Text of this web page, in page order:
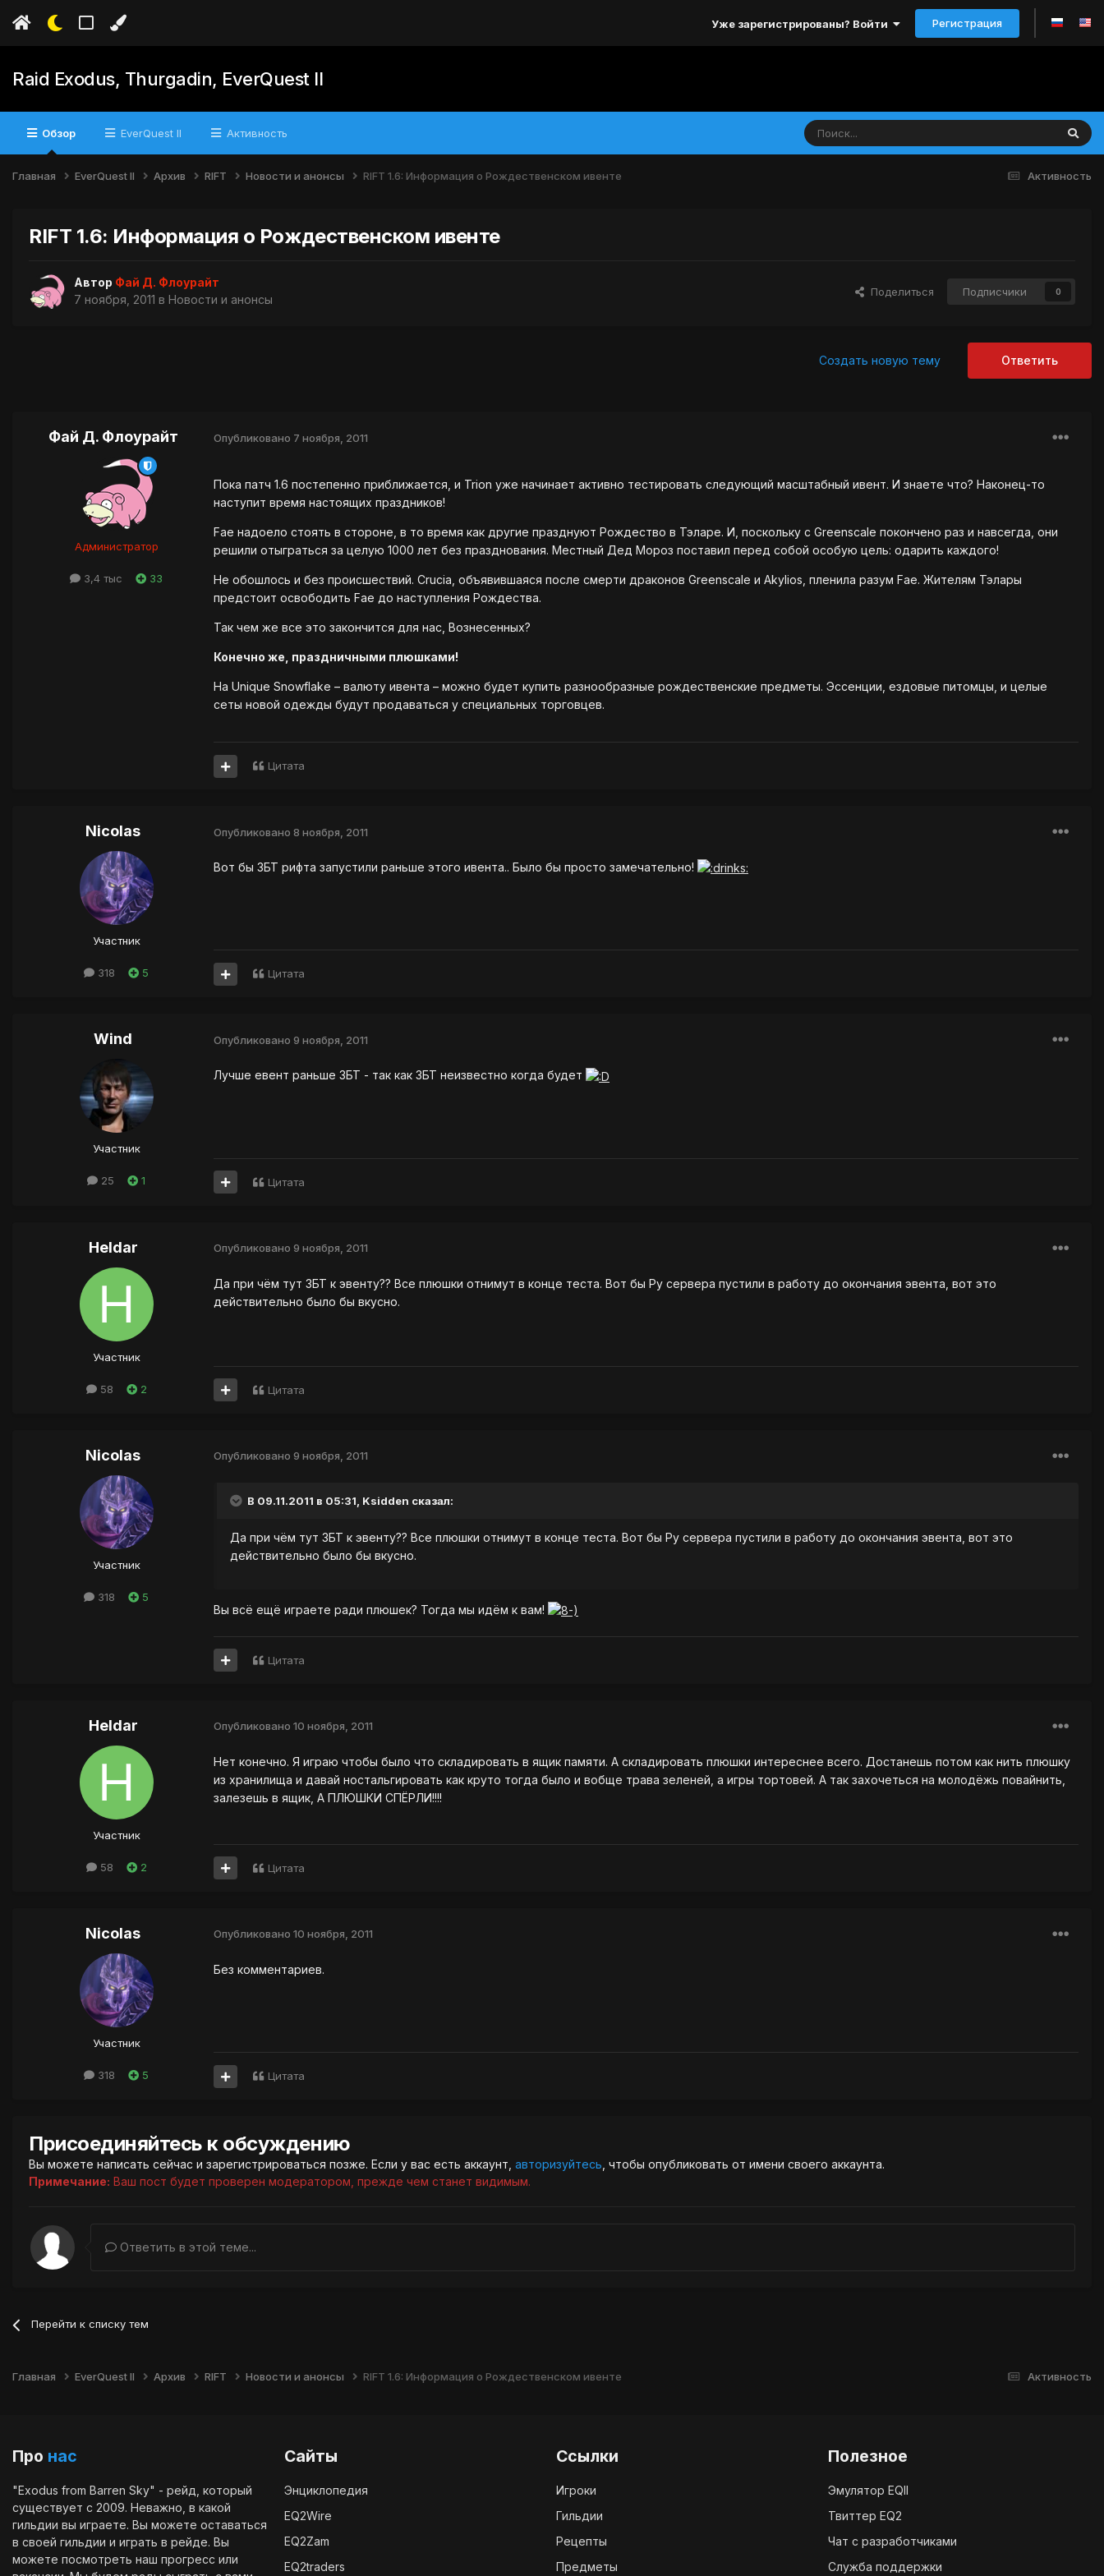
Уже зарегистрированы? Войти Регистрация
Raid Exodus, Thurgadin, EverQuest II
Обзор EverQuest II Активность
Активность
Главная EverQuest II Архив RIFT Новости и анонсы RIFT 1.6: Информация о Рождественском ивенте
RIFT 1.6: Информация о Рождественском ивенте
Автор Фай Д. Флоурайт
7 ноября, 2011 в Новости и анонсы
Поделиться Подписчики 0
Ответить
Создать новую тему
Фай Д. Флоурайт
Администратор
3,4 тыс 33
Опубликовано 7 ноября, 2011
Пока патч 1.6 постепенно приближается, и Trion уже начинает активно тестировать следующий масштабный ивент. И знаете что? Наконец-то
наступит время настоящих праздников!
Fae надоело стоять в стороне, в то время как другие празднуют Рождество в Тэларе. И, поскольку с Greenscale покончено раз и навсегда, они
решили отыграться за целую 1000 лет без празднования. Местный Дед Мороз поставил перед собой особую цель: одарить каждого!
Не обошлось и без происшествий. Crucia, объявившаяся после смерти драконов Greenscale и Akylios, пленила разум Fae. Жителям Тэлары
предстоит освободить Fae до наступления Рождества.
Так чем же все это закончится для нас, Вознесенных?
Конечно же, праздничными плюшками!
На Unique Snowflake – валюту ивента – можно будет купить разнообразные рождественские предметы. Эссенции, ездовые питомцы, и целые
сеты новой одежды будут продаваться у специальных торговцев.
Цитата
Nicolas
Участник
318 5
Опубликовано 8 ноября, 2011
Вот бы ЗБТ рифта запустили раньше этого ивента.. Было бы просто замечательно!
Цитата
Wind
Участник
25 1
Опубликовано 9 ноября, 2011
Лучше евент раньше ЗБТ - так как ЗБТ неизвестно когда будет
Цитата
Heldar
Участник
58 2
Опубликовано 9 ноября, 2011
Да при чём тут ЗБТ к эвенту?? Все плюшки отнимут в конце теста. Вот бы Ру сервера пустили в работу до окончания эвента, вот это
действительно было бы вкусно.
Цитата
Nicolas
Участник
318 5
Опубликовано 9 ноября, 2011
В 09.11.2011 в 05:31, Ksidden сказал:
Да при чём тут ЗБТ к эвенту?? Все плюшки отнимут в конце теста. Вот бы Ру сервера пустили в работу до окончания эвента, вот это
действительно было бы вкусно.
Вы всё ещё играете ради плюшек? Тогда мы идём к вам!
Цитата
Heldar
Участник
58 2
Опубликовано 10 ноября, 2011
Нет конечно. Я играю чтобы было что складировать в ящик памяти. А складировать плюшки интереснее всего. Достанешь потом как нить плюшку
из хранилища и давай ностальгировать как круто тогда было и вобще трава зеленей, а игры тортовей. А так захочеться на молодёжь повайнить,
залезешь в ящик, А ПЛЮШКИ СПЁРЛИ!!!!
Цитата
Nicolas
Участник
318 5
Опубликовано 10 ноября, 2011
Без комментариев.
Цитата
Присоединяйтесь к обсуждению
Вы можете написать сейчас и зарегистрироваться позже. Если у вас есть аккаунт, авторизуйтесь , чтобы опубликовать от имени своего аккаунта.
Примечание: Ваш пост будет проверен модератором, прежде чем станет видимым.
Ответить в этой теме...
Перейти к списку тем
Активность
Главная EverQuest II Архив RIFT Новости и анонсы RIFT 1.6: Информация о Рождественском ивенте
Про нас
"Exodus from Barren Sky" - рейд, который
существует с 2009. Неважно, в какой
гильдии вы играете. Вы можете оставаться
в своей гильдии и играть в рейде. Вы
можете посмотреть наш прогресс или
Сайты
Энциклопедия
EQ2Wire
EQ2Zam
EQ2traders
Ссылки
Игроки
Гильдии
Рецепты
Предметы
Полезное
Эмулятор EQII
Твиттер EQ2
Чат с разработчиками
Служба поддержки